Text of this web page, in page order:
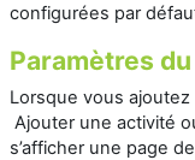
configurées par
Paramètres
Lorsque vous
Ajouter une activité
s’afficher une page